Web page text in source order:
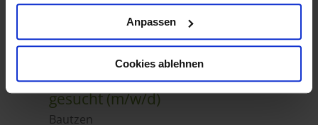
Anpassen
Cookies ablehnen